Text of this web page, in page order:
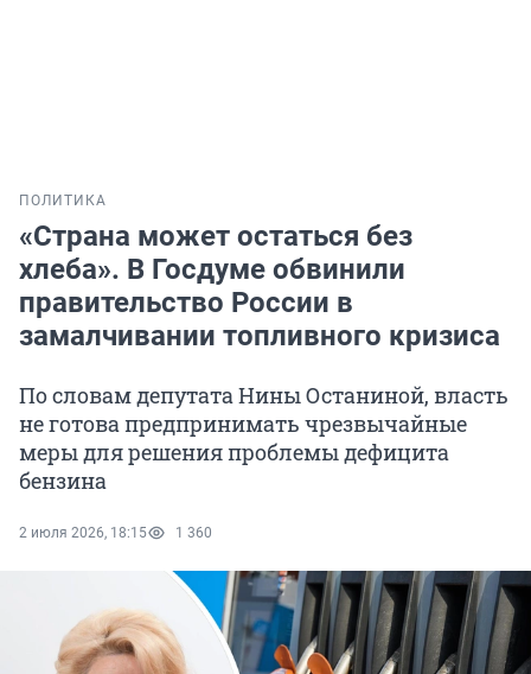
ПОЛИТИКА
«Страна может остаться без
хлеба». В Госдуме обвинили
правительство России в
замалчивании топливного кризиса
По словам депутата Нины Останиной, власть
не готова предпринимать чрезвычайные
меры для решения проблемы дефицита
бензина
2 июля 2026, 18:15 1 360